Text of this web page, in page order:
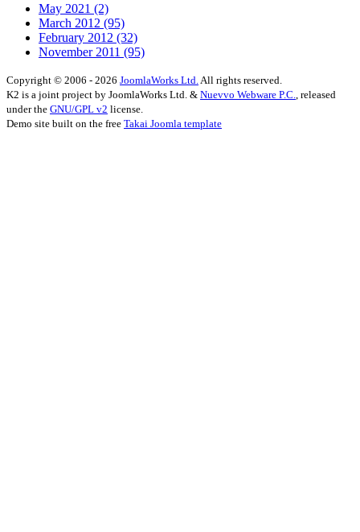
May 2021 (2)
March 2012 (95)
February 2012 (32)
November 2011 (95)
Copyright © 2006 - 2026 JoomlaWorks Ltd. All rights reserved.
K2 is a joint project by JoomlaWorks Ltd. & Nuevvo Webware P.C.
, released
under the GNU/GPL v2 license.
Demo site built on the free Takai Joomla template